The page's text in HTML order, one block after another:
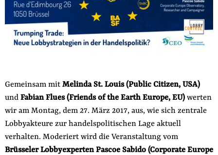
Gemeinsam mit Melinda St. Louis (Public Citizen, USA)
und Fabian Flues (Friends of the Earth Europe, EU)werten
wir am Montag, dem 27. März 2017, aus, wie sich zentrale
Lobbyakteure zur handelspolitischen Lage aktuell
verhalten. Moderiert wird die Veranstaltung vom
Brüsseler Lobbyexperten Pascoe Sabido (Corporate Europe